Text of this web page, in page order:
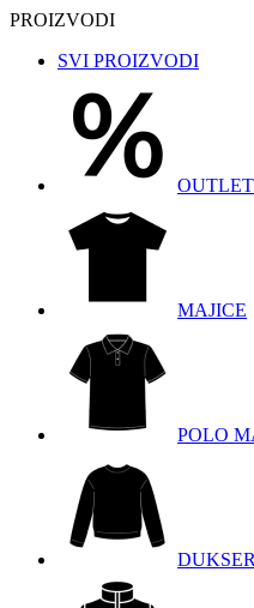
PROIZVODI
SVI PROIZVODI
OUTLET
MAJICE
POLO